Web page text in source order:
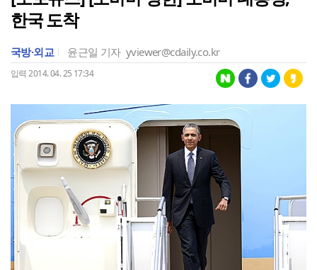
한국 도착
국방·외교 윤근일 기자 yviewer@cdaily.co.kr
입력 2014. 04. 25 17:34